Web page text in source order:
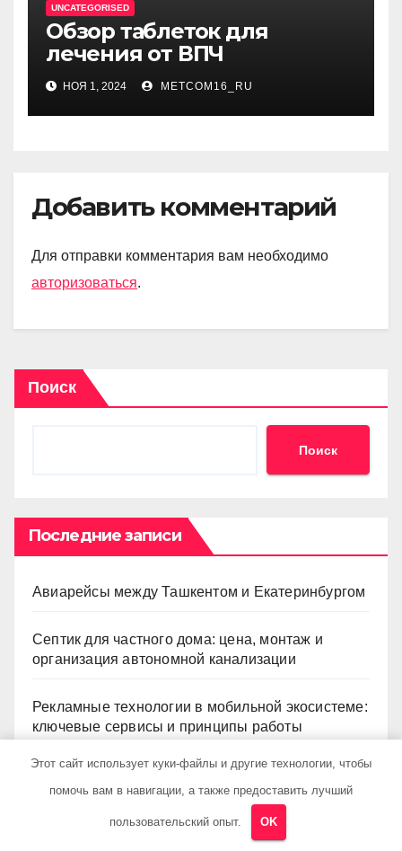
UNCATEGORISED
Обзор таблеток для
лечения от ВПЧ
НОЯ 1, 2024 METCOM16_RU
Добавить комментарий
Для отправки комментария вам необходимо
авторизоваться.
Поиск
Поиск
Последние записи
Авиарейсы между Ташкентом и Екатеринбургом
Септик для частного дома: цена, монтаж и
организация автономной канализации
Рекламные технологии в мобильной экосистеме:
ключевые сервисы и принципы работы
Выбор двухкомнатной квартиры: планировка,
состояние жилья и проверка документов
Готовые римские шторы: размеры, ткани и
Этот сайт использует куки-файлы и другие технологии, чтобы
помочь вам в навигации, а также предоставить лучший
пользовательский опыт. OK